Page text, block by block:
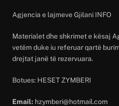
Agjencia e lajmeve Gjilani INFO
Materialet dhe shkrimet e kësaj
vetëm duke iu referuar qartë
drejtat janë të rezervuara.
Botues: HESET ZYMBERI
Email: hzymberi@hotmail.com